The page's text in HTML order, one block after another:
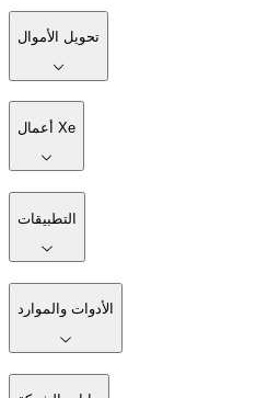
تحويل الأموال
أعمال Xe
التطبيقات
الأدوات والموارد